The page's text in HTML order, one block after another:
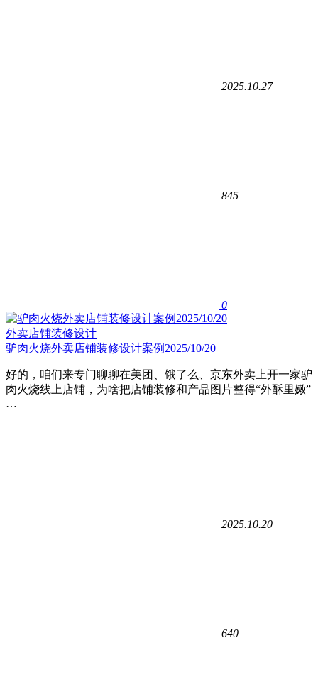
2025.10.27
845
0
外卖店铺装修设计
驴肉火烧外卖店铺装修设计案例2025/10/20
好的，咱们来专门聊聊在美团、饿了么、京东外卖上开一家驴
肉火烧线上店铺，为啥把店铺装修和产品图片整得“外酥里嫩”
…
2025.10.20
640